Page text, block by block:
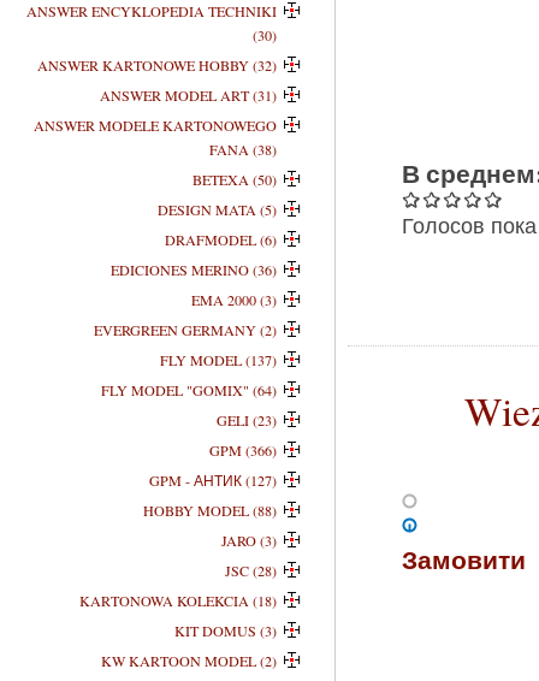
В
Голосов
Замовити
ANSWER ENCYKLOPEDIA TECHNIKI
(30)
ANSWER KARTONOWE HOBBY (32)
ANSWER MODEL ART (31)
ANSWER MODELE KARTONOWEGO
FANA (38)
BETEXA (50)
DESIGN MATA (5)
DRAFMODEL (6)
EDICIONES MERINO (36)
EMA 2000 (3)
EVERGREEN GERMANY (2)
FLY MODEL (137)
FLY MODEL "GOMIX" (64)
GELI (23)
GPM (366)
GPM - АНТИК (127)
HOBBY MODEL (88)
JARO (3)
JSC (28)
KARTONOWA KOLEKCIA (18)
KIT DOMUS (3)
KW KARTOON MODEL (2)